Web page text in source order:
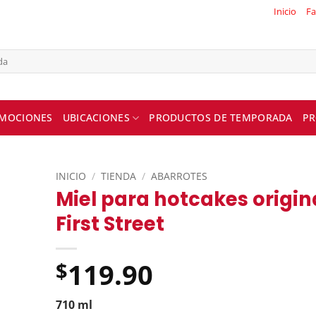
Inicio
UBICACIONES PRODUCTOS DE TEMPORADA
INICIO / TIENDA / ABARROTES
Miel para hotcakes
First Street
$119.90
710 ml